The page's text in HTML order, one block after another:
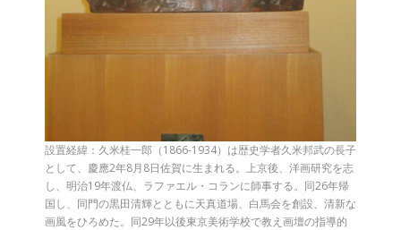
設置経緯：久米桂一郎（1866-1934）は歴史学者久米邦武の長子
として、慶應2年8月8日佐賀に生まれる。上京後、洋画研究を志
し、明治19年渡仏、ラファエル・コランに師事する。同26年帰
国し、同門の黒田清輝とともに天真道場、白馬会を創設、清新な
画風をひろめた。同29年以後東京美術学校で教え画壇の指導的